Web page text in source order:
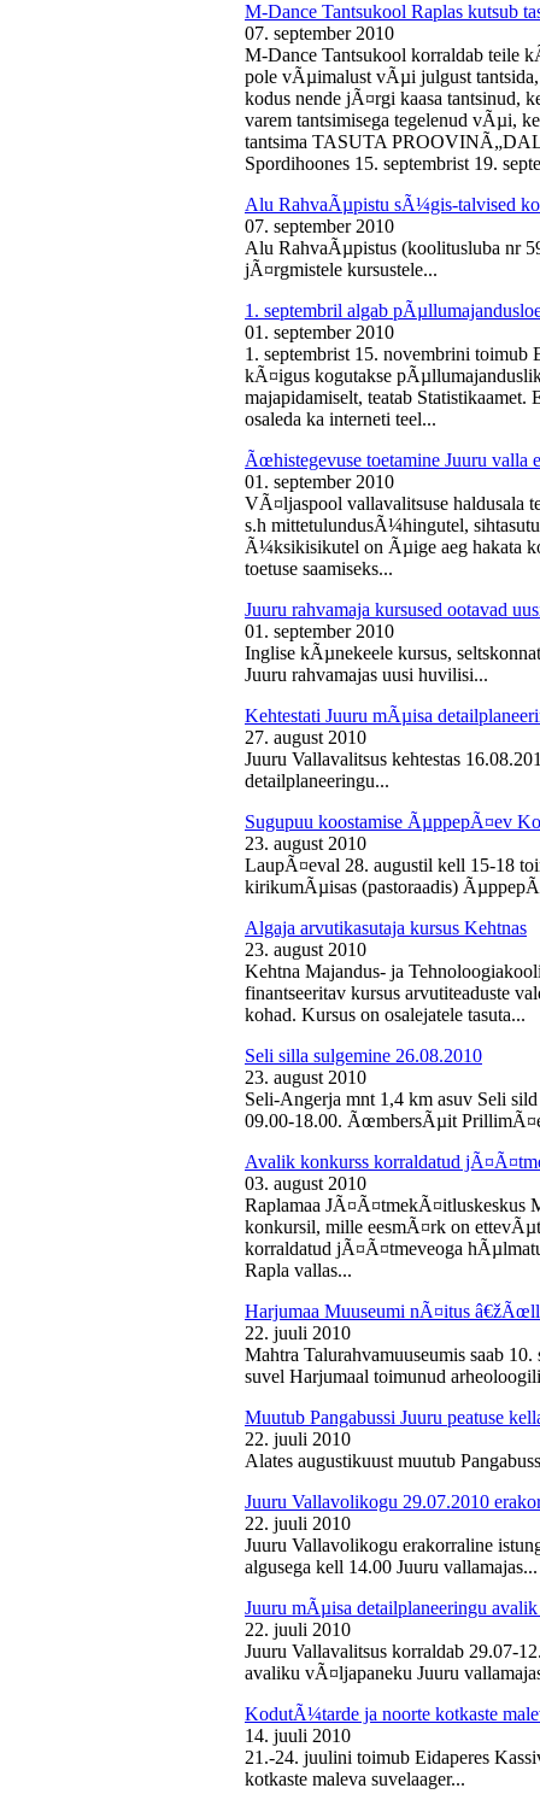
M-Dance Tantsukool Raplas kutsub
07. september 2010
M-Dance Tantsukool korraldab teile
pole vÃµimalust vÃµi julgust
kodus nende jÃ¤rgi kaasa tantsinud,
varem tantsimisega tegelenud vÃµi,
tantsima TASUTA
Spordihoones 15. septembrist 19.
Alu RahvaÃµpistu sÃ¼gis-talvised
07. september 2010
Alu RahvaÃµpistus (koolitusluba nr
jÃ¤rgmistele kursustele...
1. septembril algab
01. september 2010
1. septembrist 15. novembrini toimub
kÃ¤igus kogutakse
majapidamiselt, teatab Statistikaamet.
osaleda ka interneti teel...
Ãœhistegevuse toetamine Juuru valla
01. september 2010
VÃ¤ljaspool vallavalitsuse haldusala
s.h mittetulundusÃ¼hingutel,
Ã¼ksikisikutel on Ãµige aeg hakata
toetuse saamiseks...
Juuru rahvamaja kursused ootavad
01. september 2010
Inglise kÃµnekeele kursus,
Juuru rahvamajas uusi huvilisi...
Kehtestati Juuru mÃµisa
27. august 2010
Juuru Vallavalitsus kehtestas
detailplaneeringu...
Sugupuu koostamise ÃµppepÃ¤ev
23. august 2010
LaupÃ¤eval 28. augustil kell 15-18
kirikumÃµisas (pastoraadis)
Algaja arvutikasutaja kursus Kehtnas
23. august 2010
Kehtna Majandus- ja
finantseeritav kursus arvutiteaduste
kohad. Kursus on osalejatele tasuta...
Seli silla sulgemine 26.08.2010
23. august 2010
Seli-Angerja mnt 1,4 km asuv Seli
09.00-18.00. ÃœmbersÃµit
Avalik konkurss korraldatud
03. august 2010
Raplamaa JÃ¤Ã¤tmekÃ¤itluskeskus
konkursil, mille eesmÃ¤rk on
korraldatud jÃ¤Ã¤tmeveoga
Rapla vallas...
Harjumaa Muuseumi nÃ¤itus
22. juuli 2010
Mahtra Talurahvamuuseumis saab
suvel Harjumaal toimunud
Muutub Pangabussi Juuru peatuse
22. juuli 2010
Alates augustikuust muutub
Juuru Vallavolikogu 29.07.2010
22. juuli 2010
Juuru Vallavolikogu erakorraline
algusega kell 14.00 Juuru vallamajas...
Juuru mÃµisa detailplaneeringu
22. juuli 2010
Juuru Vallavalitsus korraldab 29.07-
avaliku vÃ¤ljapaneku Juuru
KodutÃ¼tarde ja noorte kotkaste
14. juuli 2010
21.-24. juulini toimub Eidaperes
kotkaste maleva suvelaager...